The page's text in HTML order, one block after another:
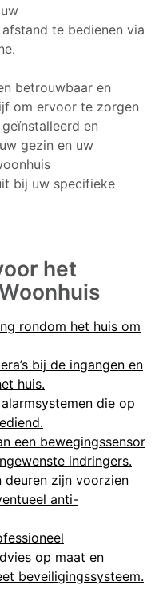
te bedienen via
betrouwbaar en
om ervoor te zorgen
en
gezin en uw
bij uw specifieke
het
rondom het huis om
bij de ingangen en
huis.
die op
een bewegingssensor
indringers.
deuren zijn voorzien
anti-
op maat en
beveiligingssysteem.